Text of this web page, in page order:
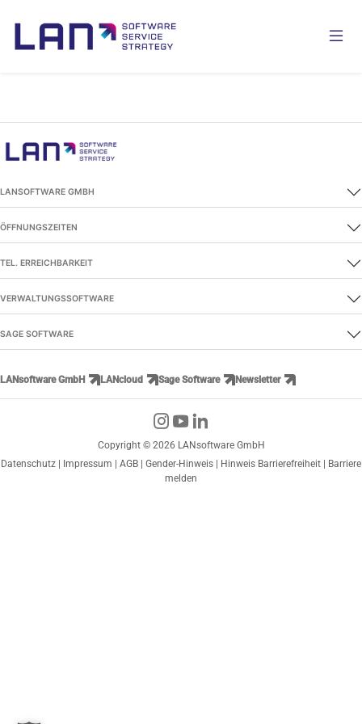
LANSOFTWARE GMBH
ÖFFNUNGSZEITEN
TEL. ERREICHBARKEIT
VERWALTUNGSSOFTWARE
SAGE SOFTWARE
LANsoftware GmbH LANcloud Sage Software Newsletter
Copyright © 2026 LANsoftware GmbH
Datenschutz
Impressum AGB Gender-Hinweis Hinweis Barrierefreiheit
Barriere
melden